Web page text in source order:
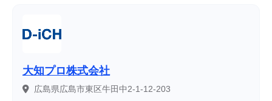
大知プロ株式会社
広島県広島市東区牛田中2-1-12-203